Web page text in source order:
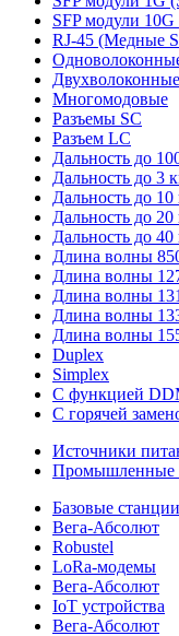
SFP модули 10G
RJ-45 (Медные
Многомодовые
Разъемы SC
Разъем LC
Дальность до
Дальность до 3
Дальность до 10
Дальность до 20
Дальность до 40
Длина волны
Длина волны
Длина волны
Длина волны
Длина волны
Duplex
Simplex
С функцией
С горячей
Источники
Промышленные
Базовые
Вега-Абсолют
Robustel
LoRa-модемы
Вега-Абсолют
IoT устройства
Вега-Абсолют